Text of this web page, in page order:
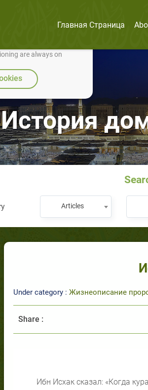
can continually improve it.
are always on
Главная Страница
История
Articles
Under category : Жизнеописание
Share :
Ибн Исхак сказал: «Когда